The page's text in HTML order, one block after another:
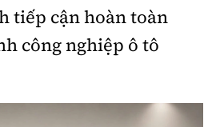
tiếp cận hoàn toàn
công nghiệp ô tô